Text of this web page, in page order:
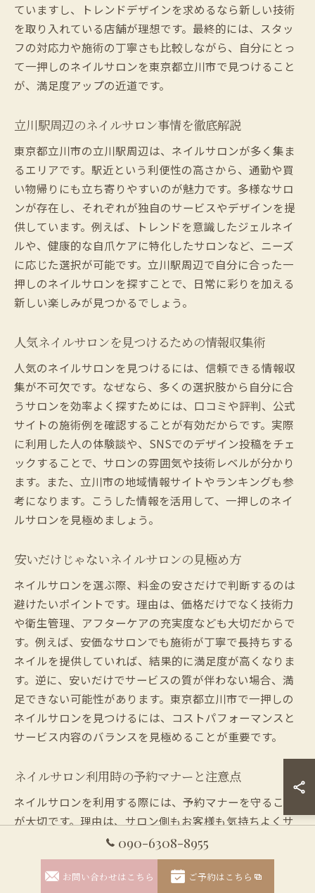
ていますし、トレンドデザインを求めるなら新しい技術
を取り入れている店舗が理想です。最終的には、スタッ
フの対応力や施術の丁寧さも比較しながら、自分にとっ
て一押しのネイルサロンを東京都立川市で見つけること
が、満足度アップの近道です。
立川駅周辺のネイルサロン事情を徹底解説
東京都立川市の立川駅周辺は、ネイルサロンが多く集ま
るエリアです。駅近という利便性の高さから、通勤や買
い物帰りにも立ち寄りやすいのが魅力です。多様なサロ
ンが存在し、それぞれが独自のサービスやデザインを提
供しています。例えば、トレンドを意識したジェルネイ
ルや、健康的な自爪ケアに特化したサロンなど、ニーズ
に応じた選択が可能です。立川駅周辺で自分に合った一
押しのネイルサロンを探すことで、日常に彩りを加える
新しい楽しみが見つかるでしょう。
人気ネイルサロンを見つけるための情報収集術
人気のネイルサロンを見つけるには、信頼できる情報収
集が不可欠です。なぜなら、多くの選択肢から自分に合
うサロンを効率よく探すためには、口コミや評判、公式
サイトの施術例を確認することが有効だからです。実際
に利用した人の体験談や、SNSでのデザイン投稿をチェ
ックすることで、サロンの雰囲気や技術レベルが分かり
ます。また、立川市の地域情報サイトやランキングも参
考になります。こうした情報を活用して、一押しのネイ
ルサロンを見極めましょう。
安いだけじゃないネイルサロンの見極め方
ネイルサロンを選ぶ際、料金の安さだけで判断するのは
避けたいポイントです。理由は、価格だけでなく技術力
や衛生管理、アフターケアの充実度なども大切だからで
す。例えば、安価なサロンでも施術が丁寧で長持ちする
ネイルを提供していれば、結果的に満足度が高くなりま
す。逆に、安いだけでサービスの質が伴わない場合、満
足できない可能性があります。東京都立川市で一押しの
ネイルサロンを見つけるには、コストパフォーマンスと
サービス内容のバランスを見極めることが重要です。
ネイルサロン利用時の予約マナーと注意点
ネイルサロンを利用する際には、予約マナーを守ること
が大切です。理由は、サロン側もお客様も気持ちよくサ
ービスを受けられる環境を作るためです。例えば、予約
時間には余裕を持って到着し、変更やキャンセルがある
場合は早めに連絡することが基本です。また、希望する
090-6308-8955
お問い合わせはこちら ご予約はこちら